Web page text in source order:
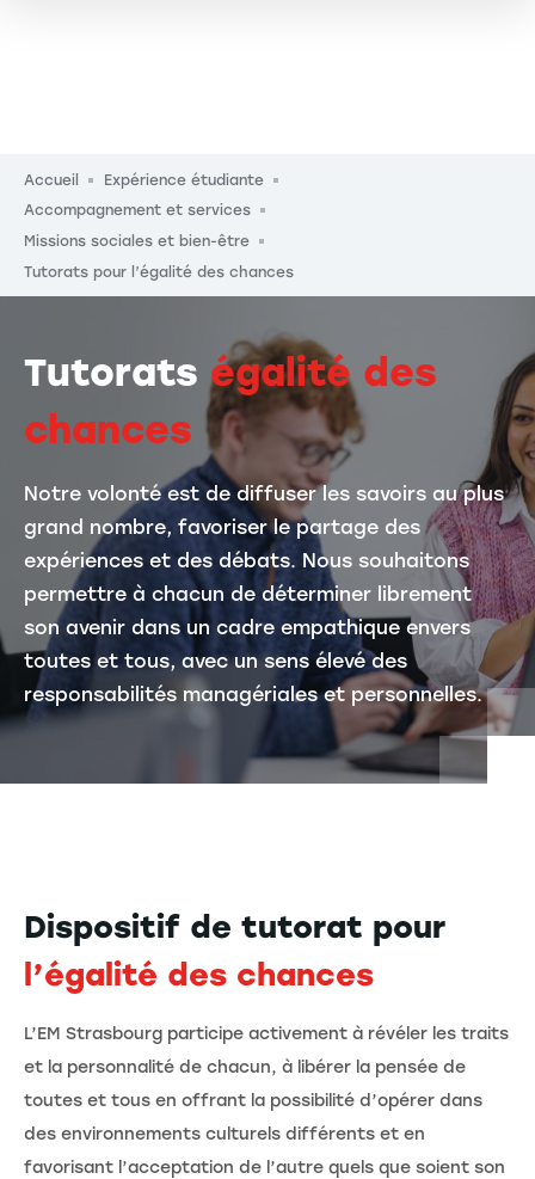
Fil d'Ariane
Accueil
Expérience étudiante
Accompagnement et services
Missions sociales et bien-être
Tutorats pour l’égalité des chances
Tutorats égalité des
chances
Notre volonté est de diffuser les savoirs au plus
grand nombre, favoriser le partage des
expériences et des débats. Nous souhaitons
permettre à chacun de déterminer librement
son avenir dans un cadre empathique envers
toutes et tous, avec un sens élevé des
responsabilités managériales et personnelles.
Dispositif de tutorat pour
l’égalité des chances
L’EM Strasbourg participe activement à révéler les traits
et la personnalité de chacun, à libérer la pensée de
toutes et tous en offrant la possibilité d’opérer dans
des environnements culturels différents et en
favorisant l’acceptation de l’autre quels que soient son